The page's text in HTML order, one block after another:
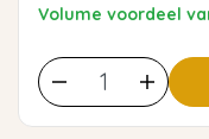
Volume voordeel